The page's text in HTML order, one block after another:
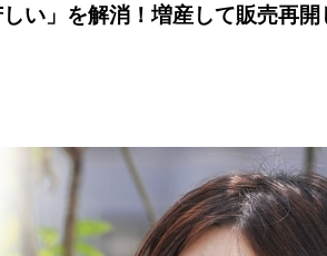
い」を解消！増産して販売再開